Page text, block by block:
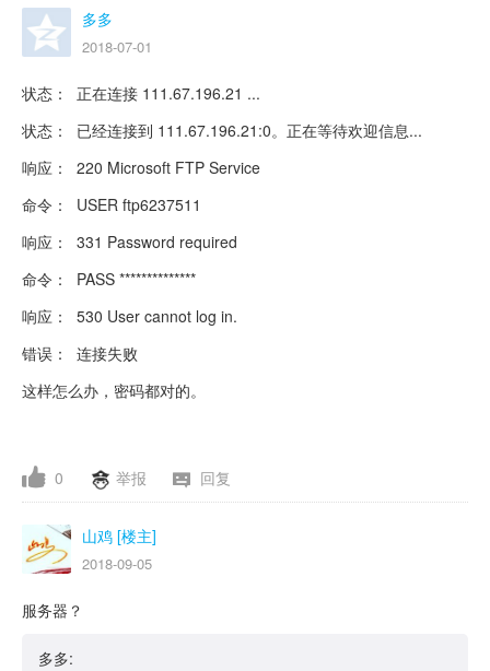
多多
2018-07-01
状态： 正在连接 111.67.196.21 ...
状态： 已经连接到 111.67.196.21:0。正在等待欢迎信息...
响应： 220 Microsoft FTP Service
命令： USER ftp6237511
响应： 331 Password required
命令： PASS **************
响应： 530 User cannot log in.
错误： 连接失败
这样怎么办，密码都对的。
0 举报 回复
山鸡 [楼主]
2018-09-05
服务器？
多多: